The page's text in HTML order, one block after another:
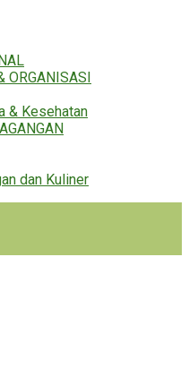
ORGANISASI
& Kesehatan
dan Kuliner